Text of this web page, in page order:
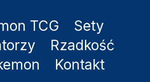
TCG
Sety
Rzadkość
Kontakt